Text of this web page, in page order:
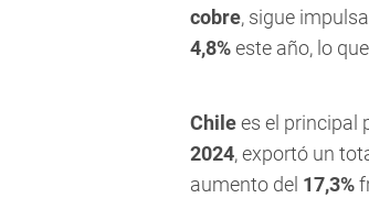
cobre, sigue
4,8%este año, lo
Chilees el principal
2024, exportó un
aumento del 17,3%